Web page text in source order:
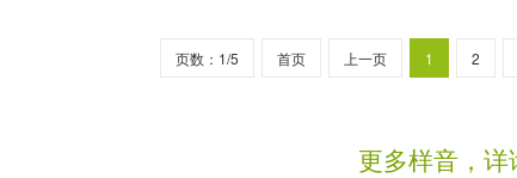
页数：1/5 首页 上一页 1 2
更多样音，详